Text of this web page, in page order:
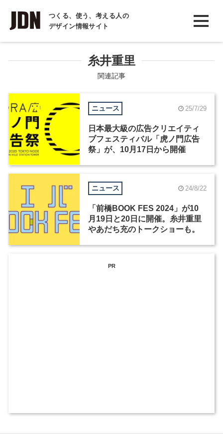
つくる、使う、考える人の
デザイン情報サイト
INTERVIEW
インタビュー
COLUMN
コラム
糸井重里
関連記事
ニュース 25/7/29
日本最大級の広告クリエイティ
ブフェスティバル「虎ノ門広告
祭」が、10月17日から開催
ニュース 24/8/22
「前橋BOOK FES 2024」が10
月19日と20日に開催。糸井重里
やあだち充のトークショーも。
PR